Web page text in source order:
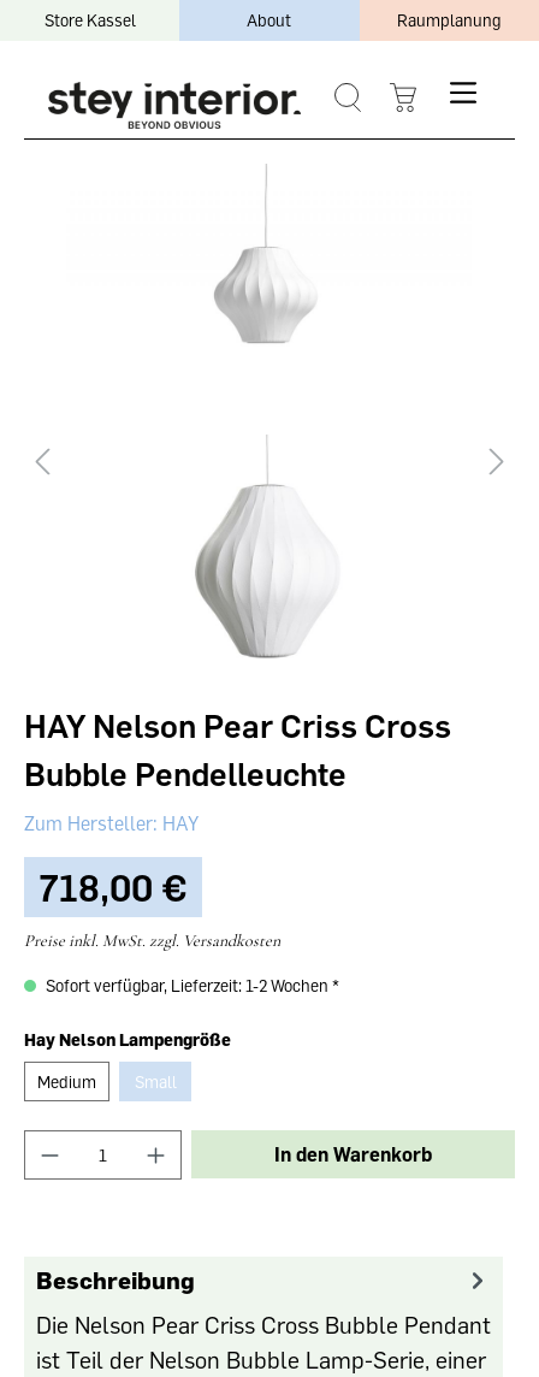
Store Kassel About Raumplanung
HAY Nelson Pear Criss Cross
Bubble Pendelleuchte
HAY
718,00 €‎
Preise inkl. MwSt. zzgl. Versandkosten
Sofort verfügbar, Lieferzeit: 1-2 Wochen
Hay Nelson Lampengröße
Medium Small
In den Warenkorb
Beschreibung
Die Nelson Pear Criss Cross Bubble Pendant
ist Teil der Nelson Bubble Lamp-Serie, einer